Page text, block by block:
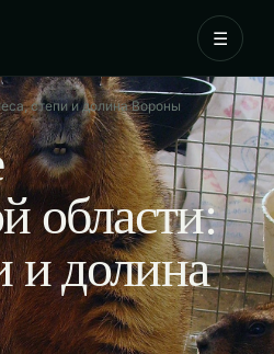
☰
степи и долина Вороны
области:
и долина